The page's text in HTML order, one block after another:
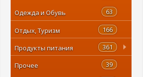
63
Одежда и Обувь
166
Отдых, Туризм
361
Продукты питания
39
Прочее